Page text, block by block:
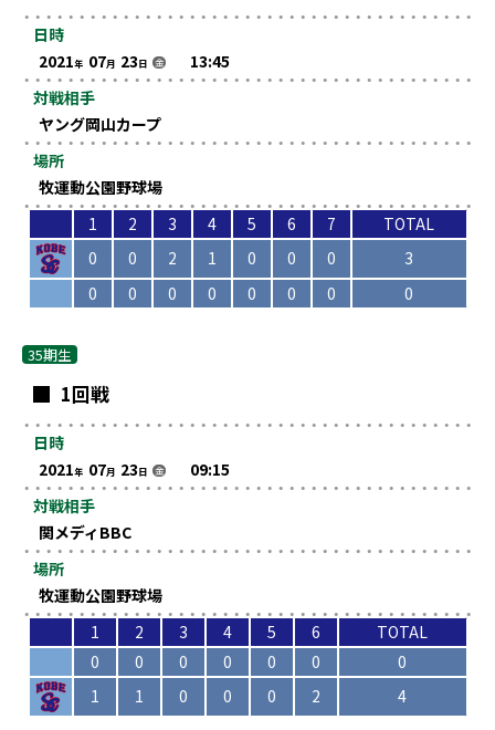
日時
2021年 07月 23日 金
13:45
対戦相手
ヤング岡山カープ
場所
牧運動公園野球場
1
2 3 4 5 6 7
TOTAL
0
0 2 1 0 0 0
3
0
0 0 0 0 0 0 0
35期生
1回戦
日時
2021年 07月 23日 金
09:15
対戦相手
関メディBBC
場所
牧運動公園野球場
1
2 3 4 5 6
TOTAL
0
0 0 0 0 0
0
1
1 0 0 0 2 4